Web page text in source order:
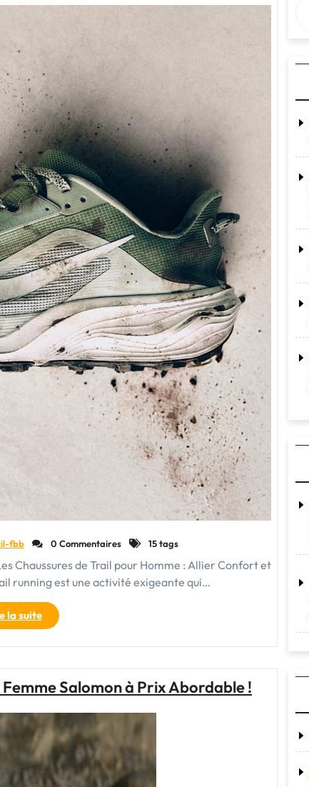
fbb 0 Commentaires 15 tags
Chaussures de Trail pour Homme : Allier Confort et
running est une activité exigeante qui…
la suite"Chaussures
de
Trail
:
Essentiel
pour
les
Aventuriers
Salomon à Prix Abordable !